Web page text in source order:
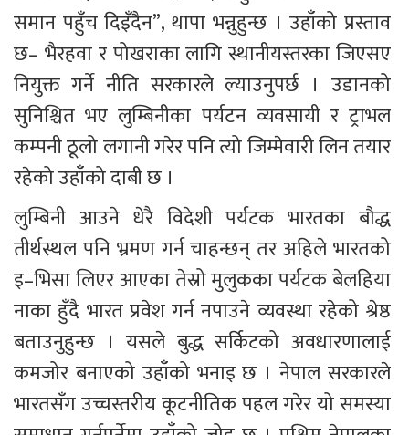
समान पहुँच दिइँदैन”, थापा भन्नुहुन्छ । उहाँको प्रस्ताव
छ– भैरहवा र पोखराका लागि स्थानीयस्तरका जिएसए
नियुक्त गर्ने नीति सरकारले ल्याउनुपर्छ । उडानको
सुनिश्चित भए लुम्बिनीका पर्यटन व्यवसायी र ट्राभल
कम्पनी ठूलो लगानी गरेर पनि त्यो जिम्मेवारी लिन तयार
रहेको उहाँको दाबी छ ।
लुम्बिनी आउने धेरै विदेशी पर्यटक भारतका बौद्ध
तीर्थस्थल पनि भ्रमण गर्न चाहन्छन् तर अहिले भारतको
इ–भिसा लिएर आएका तेस्रो मुलुकका पर्यटक बेलहिया
नाका हुँदै भारत प्रवेश गर्न नपाउने व्यवस्था रहेको श्रेष्ठ
बताउनुहुन्छ । यसले बुद्ध सर्किटको अवधारणालाई
कमजोर बनाएको उहाँको भनाइ छ । नेपाल सरकारले
भारतसँग उच्चस्तरीय कूटनीतिक पहल गरेर यो समस्या